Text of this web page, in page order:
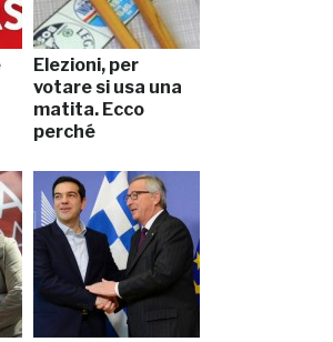
Elezioni, per
votare si usa una
matita. Ecco
perché